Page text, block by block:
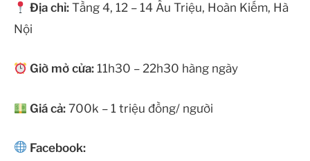
Địa chỉ: Tầng 4, 12 – 14 Ấu Triệu, Hoàn Kiếm, Hà
Nội
Giờ mở cửa: 11h30 – 22h30 hàng ngày
Giá cả:700k – 1 triệu đồng/ người
Facebook: